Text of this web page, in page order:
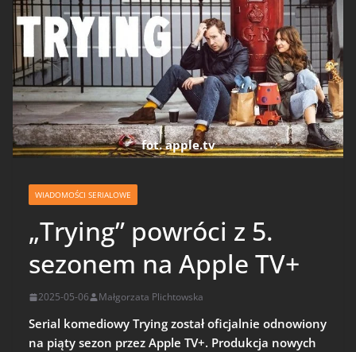
fot. apple.tv
WIADOMOŚCI SERIALOWE
„Trying” powróci z 5.
sezonem na Apple TV+
2025-05-06 Małgorzata Plichtowska
Serial komediowy Trying został oficjalnie odnowiony
na piąty sezon przez Apple TV+. Produkcja nowych